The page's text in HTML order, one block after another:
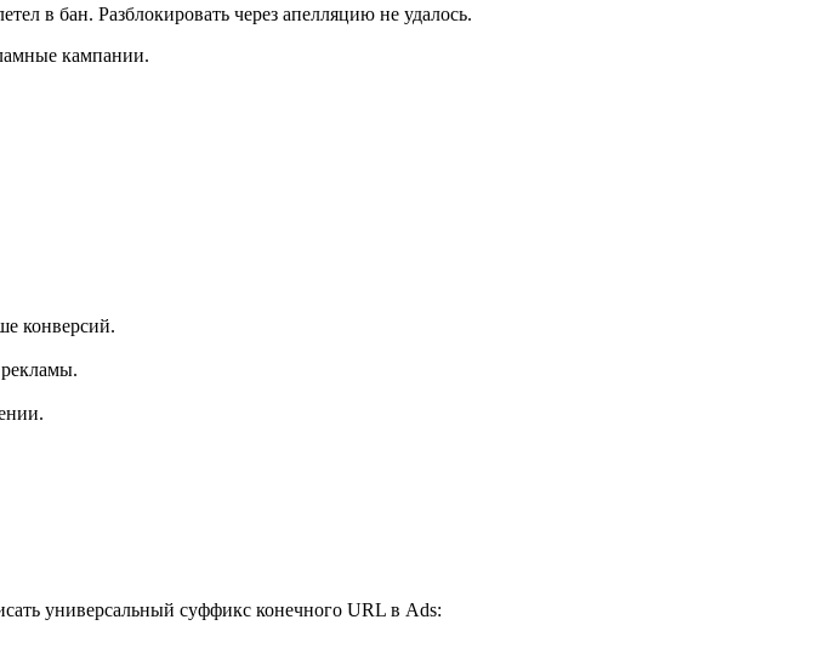
в бан. Разблокировать через апелляцию не удалось.
кампании.
конверсий.
универсальный суффикс конечного URL в Ads: